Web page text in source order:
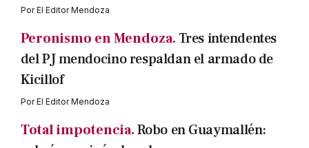
PorEl Editor Mendoza
Peronismo en Mendoza. Tres intendentes
del PJ mendocino respaldan el armado de
Kicillof
PorEl Editor Mendoza
Total impotencia.Robo en Guaymallén: